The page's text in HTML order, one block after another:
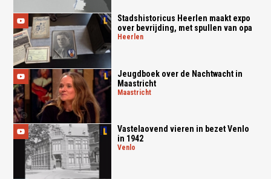
Stadshistoricus Heerlen maakt expo
over bevrijding, met spullen van opa
heerlen
Jeugdboek over de Nachtwacht in
Maastricht
maastricht
Vastelaovend vieren in bezet Venlo
in 1942
venlo